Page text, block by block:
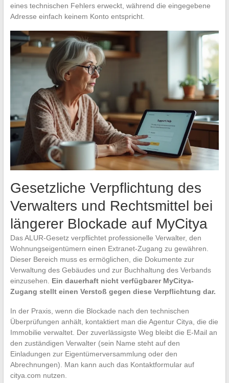
eines technischen Fehlers erweckt, während die eingegebene
Adresse einfach keinem Konto entspricht.
Gesetzliche Verpflichtung des
Verwalters und Rechtsmittel bei
längerer Blockade auf MyCitya
Das ALUR-Gesetz verpflichtet professionelle Verwalter, den
Wohnungseigentümern einen Extranet-Zugang zu gewähren.
Dieser Bereich muss es ermöglichen, die Dokumente zur
Verwaltung des Gebäudes und zur Buchhaltung des Verbands
einzusehen. Ein dauerhaft nicht verfügbarer MyCitya-
Zugang stellt einen Verstoß gegen diese Verpflichtung dar.
In der Praxis, wenn die Blockade nach den technischen
Überprüfungen anhält, kontaktiert man die Agentur Citya, die die
Immobilie verwaltet. Der zuverlässigste Weg bleibt die E-Mail an
den zuständigen Verwalter (sein Name steht auf den
Einladungen zur Eigentümerversammlung oder den
Abrechnungen). Man kann auch das Kontaktformular auf
citya.com nutzen.